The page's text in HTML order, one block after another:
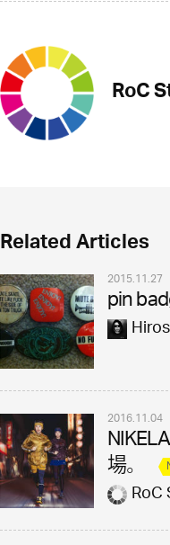
RoC
Related Articles
2015.11.27
pin
2016.11.04
場。